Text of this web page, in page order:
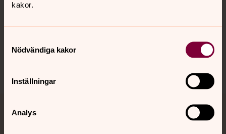
kakor.
Nödvändiga kakor
Inställningar
Analys
Jourhavande präst